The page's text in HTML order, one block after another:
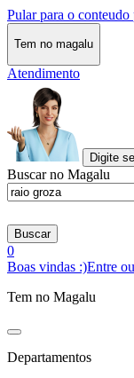
Pular para o
Tem no magalu
Atendimento
Digite
Buscar no Magalu
Buscar
0
Boas vindas :)Entre
Tem no Magalu
Departamentos